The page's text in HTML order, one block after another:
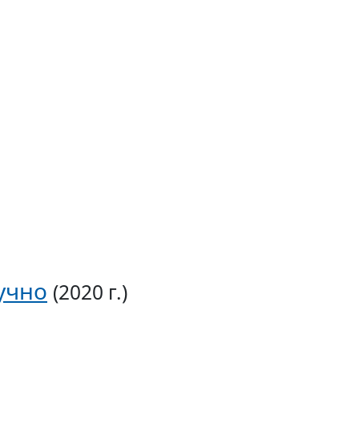
(2020 г.)